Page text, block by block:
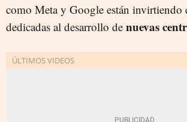
como Meta y Google están invirtiendo
dedicadas al desarrollo de nuevas